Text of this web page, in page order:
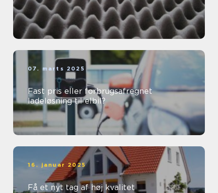
07. marts 2025
Fast pris eller forbrugsafregnet
ladeløsning til elbil?
16. januar 2025
Få et nyt tag af høj kvalitet